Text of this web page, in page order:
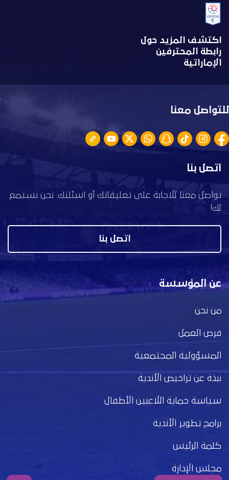
اكتشف المزيد حول
رابطة المحترفين
الإماراتية
للتواصل معنا
اتصل بنا
تواصل معنا للاجابة على تعليقاتك أو اسئلتك. نحن نستمع
لك!
اتصل بنا
عن المؤسسة
من نحن
فرص العمل
المسؤولية المجتمعية
نبذة عن تراخيص الأندية
سياسة حماية اللاعبين الأطفال
برامج تطوير الأندية
كلمة الرئيس
مجلس الإدارة